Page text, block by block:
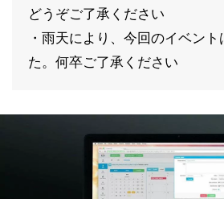
どうぞご了承ください
・雨天により、今回のイベン
た。何卒ご了承ください